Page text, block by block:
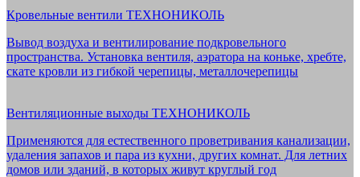
Кровельные вентили ТЕХНОНИКОЛЬ
Вывод воздуха и вентилирование подкровельного
пространства. Установка вентиля, аэратора на коньке, хребте,
скате кровли из гибкой черепицы, металлочерепицы
Вентиляционные выходы ТЕХНОНИКОЛЬ
Применяются для естественного проветривания канализации,
удаления запахов и пара из кухни, других комнат. Для летних
домов или зданий, в которых живут круглый год